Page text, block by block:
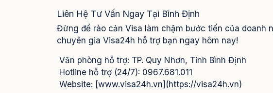
Liên Hệ Tư Vấn Ngay Tại Bình Định
Đừng để rào cản Visa làm chậm bước tiến của doanh
chuyên gia Visa24h hỗ trợ bạn ngay hôm nay!
Văn phòng hỗ trợ: TP. Quy Nhơn, Tỉnh Bình Định
Hotline hỗ trợ (24/7): 0967.681.011
Website: [www.visa24h.vn](https://visa24h.vn)